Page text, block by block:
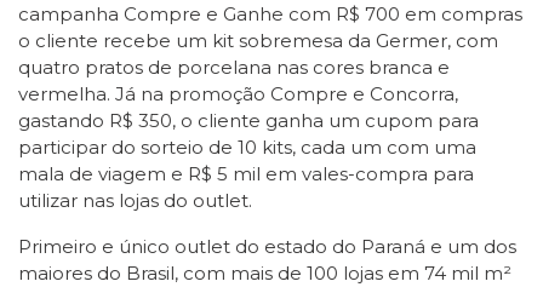
campanha Compre e Ganhe com R$ 700 em compras
o cliente recebe um kit sobremesa da Germer, com
quatro pratos de porcelana nas cores branca e
vermelha. Já na promoção Compre e Concorra,
gastando R$ 350, o cliente ganha um cupom para
participar do sorteio de 10 kits, cada um com uma
mala de viagem e R$ 5 mil em vales-compra para
utilizar nas lojas do outlet.
Primeiro e único outlet do estado do Paraná e um dos
maiores do Brasil, com mais de 100 lojas em 74 mil m²